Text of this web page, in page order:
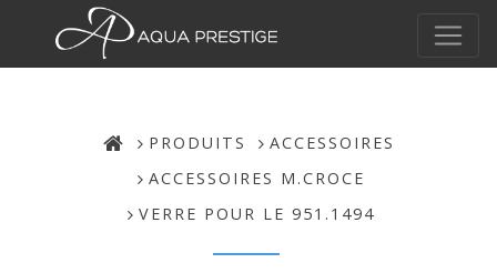
PRODUITS
ACCESSOIRES
ACCESSOIRES M.CROCE
VERRE POUR LE 951.1494